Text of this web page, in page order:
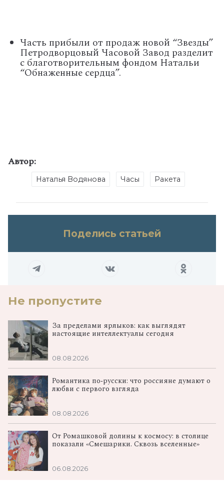
Часть прибыли от продаж новой “Звезды”
Петродворцовый Часовой Завод разделит
с благотворительным фондом Натальи
“Обнаженные сердца”.
Автор:
Наталья Водянова Часы Ракета
Поделись статьей
Не пропустите
За пределами ярлыков: как выглядят
настоящие интеллектуалы сегодня
08.08.2026
Романтика по‑русски: что россияне думают о
любви с первого взгляда
08.08.2026
От Ромашковой долины к космосу: в столице
показали «Смешарики. Сквозь вселенные»
06.08.2026